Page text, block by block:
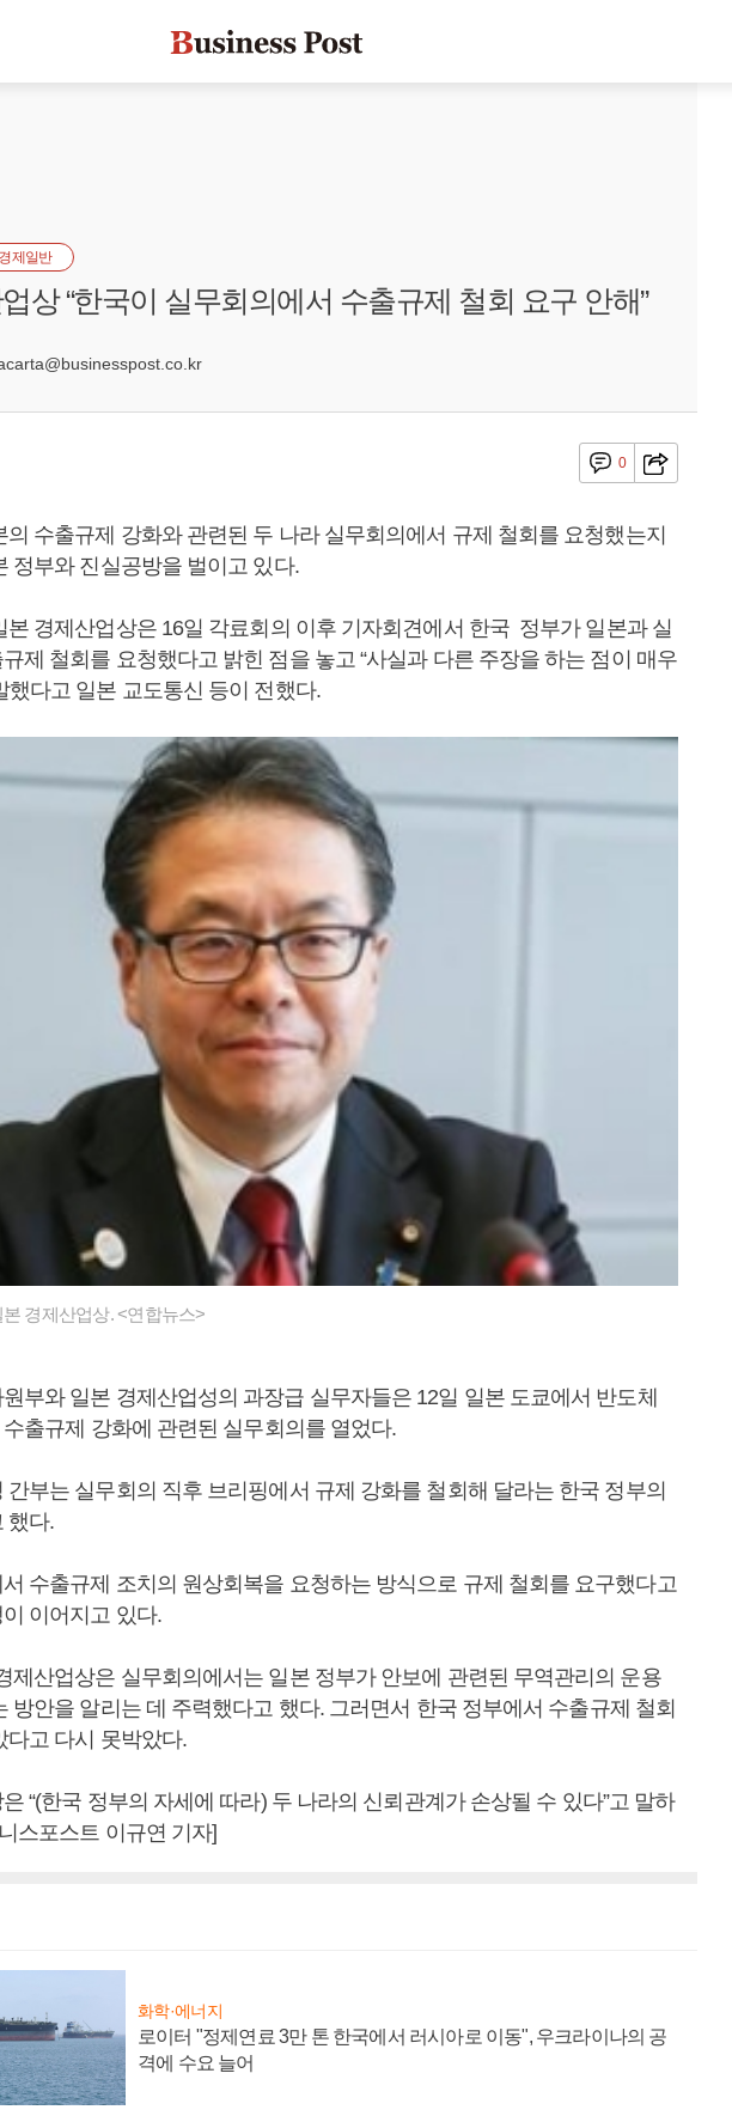
경제일반
상 “한국이 실무회의에서 수출규제 철회 요구 안해”
0
의 수출규제 강화와 관련된 두 나라 실무회의에서 규제 철회를 요청했는지
정부와 진실공방을 벌이고 있다.
본 경제산업상은 16일 각료회의 이후 기자회견에서 한국 정부가 일본과 실
제 철회를 요청했다고 밝힌 점을 놓고 “사실과 다른 주장을 하는 점이 매우
했다고 일본 교도통신 등이 전했다.
경제산업상. <연합뉴스>
부와 일본 경제산업성의 과장급 실무자들은 12일 일본 도쿄에서 반도체
출규제 강화에 관련된 실무회의를 열었다.
간부는 실무회의 직후 브리핑에서 규제 강화를 철회해 달라는 한국 정부의
했다.
수출규제 조치의 원상회복을 요청하는 방식으로 규제 철회를 요구했다고
이어지고 있다.
제산업상은 실무회의에서는 일본 정부가 안보에 관련된 무역관리의 운용
방안을 알리는 데 주력했다고 했다. 그러면서 한국 정부에서 수출규제 철회
다고 다시 못박았다.
“(한국 정부의 자세에 따라) 두 나라의 신뢰관계가 손상될 수 있다”고 말하
스포스트 이규연 기자]
화학·에너지
로이터 "정제연료 3만 톤 한국에서 러시아로 이동", 우크라이나의 공
격에 수요 늘어